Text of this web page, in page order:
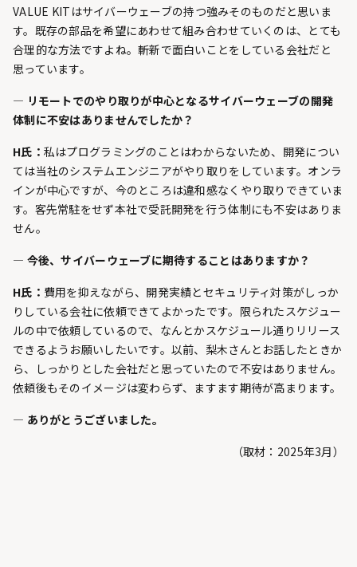
VALUE KITはサイバーウェーブの持つ強みそのものだと思いま
す。既存の部品を希望にあわせて組み合わせていくのは、とても
合理的な方法ですよね。斬新で面白いことをしている会社だと
思っています。
— リモートでのやり取りが中心となるサイバーウェーブの開発
体制に不安はありませんでしたか？
H氏： 私はプログラミングのことはわからないため、開発につい
ては当社のシステムエンジニアがやり取りをしています。オンラ
インが中心ですが、今のところは違和感なくやり取りできていま
す。客先常駐をせず本社で受託開発を行う体制にも不安はありま
せん。
— 今後、サイバーウェーブに期待することはありますか？
H氏： 費用を抑えながら、開発実績とセキュリティ対策がしっか
りしている会社に依頼できてよかったです。限られたスケジュー
ルの中で依頼しているので、なんとかスケジュール通りリリース
できるようお願いしたいです。以前、梨木さんとお話したときか
ら、しっかりとした会社だと思っていたので不安はありません。
依頼後もそのイメージは変わらず、ますます期待が高まります。
— ありがとうございました。
（取材：2025年3月）